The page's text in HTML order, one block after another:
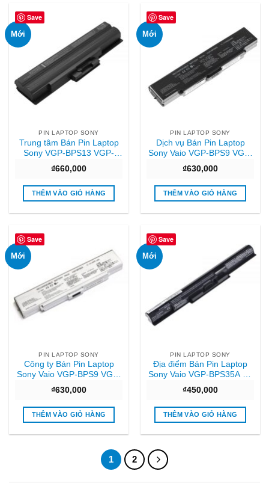
Save
Mới
PIN LAPTOP SONY
Trung tâm Bán Pin Laptop
Sony VGP-BPS13 VGP-
lượng
₫660,000
THÊM VÀO GIỎ HÀNG
Save
Mới
PIN LAPTOP SONY
Dịch vụ Bán Pin Laptop
Sony Vaio VGP-BPS9 VGP-
₫630,000
THÊM VÀO GIỎ HÀNG
Save
Mới
PIN LAPTOP SONY
Công ty Bán Pin Laptop
Sony Vaio VGP-BPS9 VGP-
BPS9A (Trắng) Chất lượng
₫630,000
THÊM VÀO GIỎ HÀNG
Save
Mới
PIN LAPTOP SONY
Địa điểm Bán Pin Laptop
Sony Vaio VGP-BPS35A Fit
14E 15E Giá rẻ
₫450,000
THÊM VÀO GIỎ HÀNG
1 2